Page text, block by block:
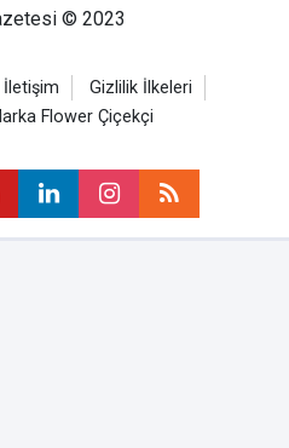
© 2023
İletişim
Gizlilik İlkeleri
Flower Çiçekçi